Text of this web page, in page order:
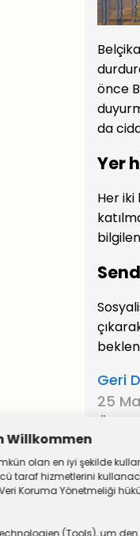
önce
da
Yer
Her
Geri
25
Willkommen
olan en iyi şekilde
taraf hizmetlerini
Veri Koruma Yönetmeliği
(Tools), um